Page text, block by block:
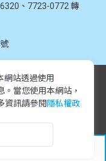
、7723-0772 轉
容由淡江大學推廣教育處
圖片及資料皆屬本單位所
Education. All rights
by Tamkang University
or citation is
data belong to this division
網站透過使用
。 當您使用本網站，
資訊請參閱 隱私權政